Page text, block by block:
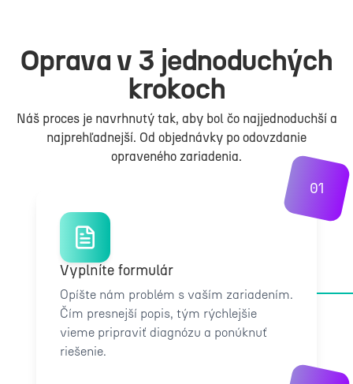
Oprava v 3 jednoduchých
krokoch
Náš proces je navrhnutý tak, aby bol čo najjednoduchší a
najprehľadnejší. Od objednávky po odovzdanie
opraveného zariadenia.
01
Vyplníte formulár
Opíšte nám problém s vaším zariadením.
Čím presnejší popis, tým rýchlejšie
vieme pripraviť diagnózu a ponúknuť
riešenie.